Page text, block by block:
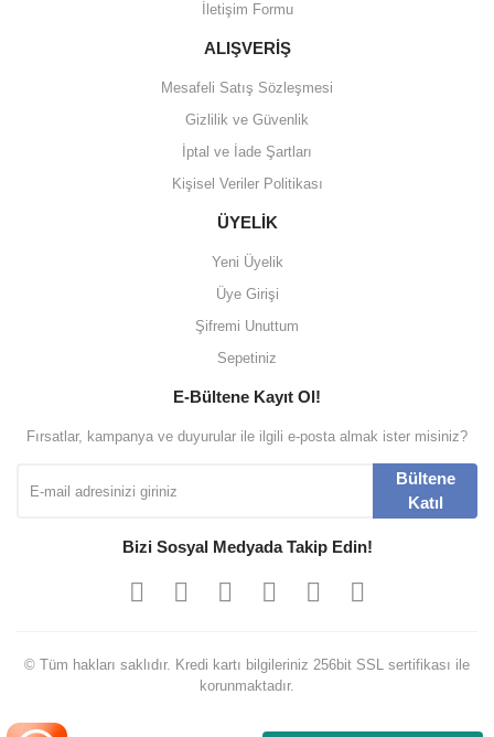
İletişim Formu
ALIŞVERİŞ
Mesafeli Satış Sözleşmesi
Gizlilik ve Güvenlik
İptal ve İade Şartları
Kişisel Veriler Politikası
ÜYELİK
Yeni Üyelik
Üye Girişi
Şifremi Unuttum
Sepetiniz
E-Bültene Kayıt Ol!
Fırsatlar, kampanya ve duyurular ile ilgili e-posta almak ister misiniz?
Bültene
Katıl
Bizi Sosyal Medyada Takip Edin!
© Tüm hakları saklıdır. Kredi kartı bilgileriniz 256bit SSL sertifikası ile
korunmaktadır.